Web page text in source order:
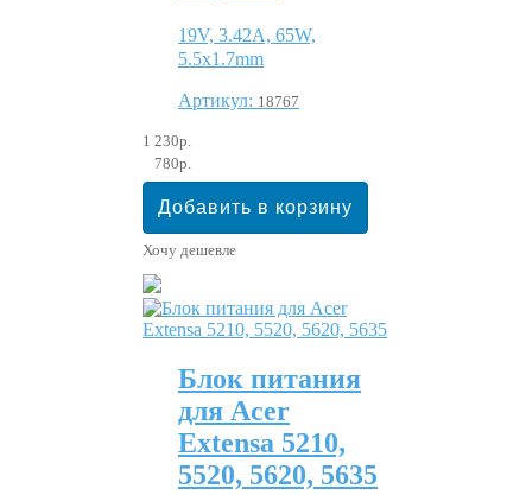
19V, 3.42A, 65W,
5.5x1.7mm
Артикул: 18767
1 230р.
780р.
Хочу дешевле
Блок питания
для Acer
Extensa 5210,
5520, 5620, 5635